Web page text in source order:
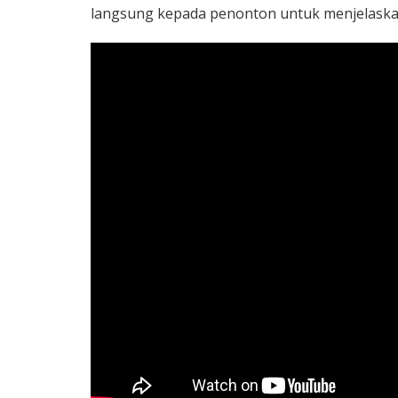
langsung kepada penonton untuk